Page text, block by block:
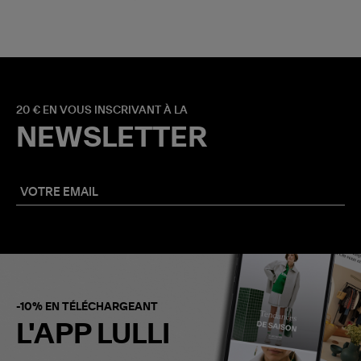
20 € EN VOUS INSCRIVANT À LA
NEWSLETTER
-10% EN TÉLÉCHARGEANT
L'APP LULLI